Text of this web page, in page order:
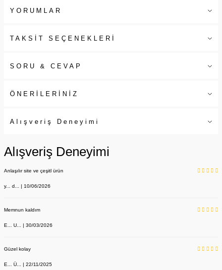
YORUMLAR
TAKSİT SEÇENEKLERİ
SORU & CEVAP
ÖNERİLERİNİZ
Alışveriş Deneyimi
Alışveriş Deneyimi
Anlaşılır site ve çeşitl ürün
y... d... | 10/06/2026
Memnun kaldım
E... U... | 30/03/2026
Güzel kolay
E... Ü... | 22/11/2025